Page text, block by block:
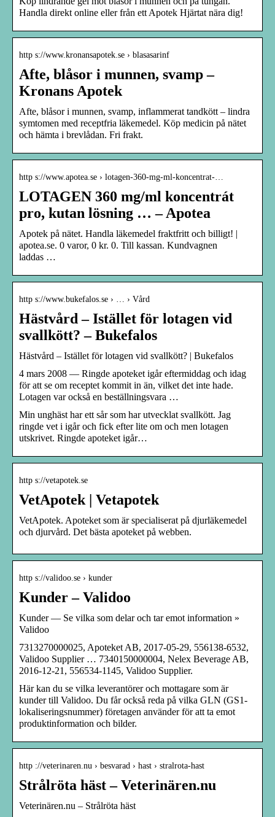
Handla direkt online eller från ett Apotek Hjärtat nära dig!
http s://www.kronansapotek.se › blasasarinf
Afte, blåsor i munnen, svamp –
Kronans Apotek
Afte, blåsor i munnen, svamp, inflammerat tandkött – lindra
symtomen med receptfria läkemedel. Köp medicin på nätet
och hämta i brevlådan. Fri frakt.
http s://www.apotea.se › lotagen-360-mg-ml-koncentrat-…
LOTAGEN 360 mg/ml koncentrát
pro, kutan lösning … – Apotea
Apotek på nätet. Handla läkemedel fraktfritt och billigt! |
apotea.se. 0 varor, 0 kr. 0. Till kassan. Kundvagnen
laddas …
http s://www.bukefalos.se › … › Vård
Hästvård – Istället för lotagen vid
svallkött? – Bukefalos
Hästvård – Istället för lotagen vid svallkött? | Bukefalos
4 mars 2008 — Ringde apoteket igår eftermiddag och idag
för att se om receptet kommit in än, vilket det inte hade.
Lotagen var också en beställningsvara …
Min unghäst har ett sår som har utvecklat svallkött. Jag
ringde vet i igår och fick efter lite om och men lotagen
utskrivet. Ringde apoteket igår…
http s://vetapotek.se
VetApotek | Vetapotek
VetApotek. Apoteket som är specialiserat på djurläkemedel
och djurvård. Det bästa apoteket på webben.
http s://validoo.se › kunder
Kunder – Validoo
Kunder — Se vilka som delar och tar emot information »
Validoo
7313270000025, Apoteket AB, 2017-05-29, 556138-6532,
Validoo Supplier … 7340150000004, Nelex Beverage AB,
2016-12-21, 556534-1145, Validoo Supplier.
Här kan du se vilka leverantörer och mottagare som är
kunder till Validoo. Du får också reda på vilka GLN (GS1-
lokaliseringsnummer) företagen använder för att ta emot
produktinformation och bilder.
http ://veterinaren.nu › besvarad › hast › stralrota-hast
Strålröta häst – Veterinären.nu
Veterinären.nu – Strålröta häst